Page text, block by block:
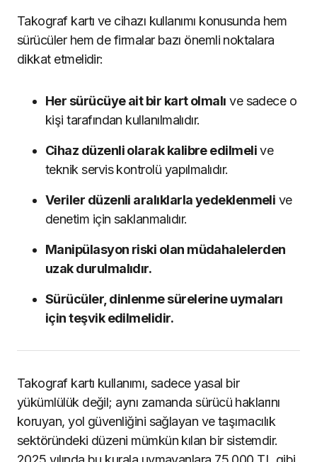
Takograf kartı ve cihazı kullanımı konusunda hem
sürücüler hem de firmalar bazı önemli noktalara
dikkat etmelidir:
Her sürücüye ait bir kart olmalı ve sadece o
kişi tarafından kullanılmalıdır.
Cihaz düzenli olarak kalibre edilmelive
teknik servis kontrolü yapılmalıdır.
Veriler düzenli aralıklarla yedeklenmeli ve
denetim için saklanmalıdır.
Manipülasyon riski olan müdahalelerden
uzak durulmalıdır.
Sürücüler, dinlenme sürelerine uymaları
için teşvik edilmelidir.
Takograf kartı kullanımı, sadece yasal bir
yükümlülük değil; aynı zamanda sürücü haklarını
koruyan, yol güvenliğini sağlayan ve taşımacılık
sektöründeki düzeni mümkün kılan bir sistemdir.